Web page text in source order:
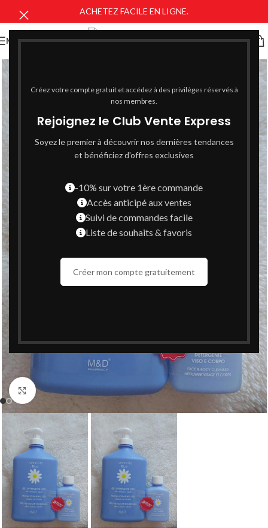
Créez votre compte gratuit et accédez à des privilèges réservés à
nos membres.
Rejoignez le Club Vente Express
Soyez le premier à découvrir nos dernières tendances
et bénéficiez d'offres exclusives
-10% sur votre 1ère commande
Accès anticipé aux ventes
Suivi de commandes facile
Liste de souhaits & favoris
Créer mon compte gratuitement
ACHETEZ FACILE EN LIGNE.
MENU
Cliquez pour agrandir